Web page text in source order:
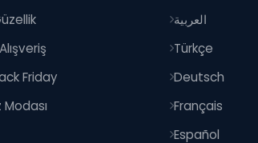
Friday
Modası
العربية
Türkçe
Deutsch
Français
Español